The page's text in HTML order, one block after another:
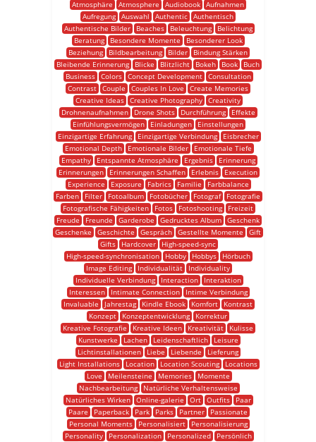
Atmosphäre Atmosphere Audiobook Aufnahmen
Aufregung Auswahl Authentic Authentisch
Authentische Bilder
Beaches Beleuchtung
Belichtung
Beratung
Besondere Momente
Besonderer Look
Beziehung
Bildbearbeitung Bilder
Bindung Stärken
Bleibende Erinnerung
Blicke Blitzlicht Bokeh Book
Buch
Business
Colors Concept Development
Consultation
Contrast Couple Couples In Love
Create Memories
Creative Ideas Creative Photography Creativity
Drohnenaufnahmen
Drone Shots Durchführung
Effekte
Einfühlungsvermögen
Einladungen
Einstellungen
Einzigartige Erfahrung
Einzigartige Verbindung
Eisbrecher
Emotional Depth
Emotionale Bilder
Emotionale Tiefe
Empathy
Entspannte Atmosphäre Ergebnis
Erinnerung
Erinnerungen
Erinnerungen Schaffen Erlebnis
Execution
Experience
Exposure Fabrics Familie
Farbbalance
Farben
Filter Fotoalbum Fotobücher Fotograf
Fotografie
Fotografische Fähigkeiten
Fotos Fotoshooting
Freizeit
Freude
Freunde Garderobe Gedrucktes Album Geschenk
Geschenke
Geschichte Gespräch Gestellte Momente
Gift
Gifts
Hardcover
High-speed-sync
High-speed-synchronisation
Hobby Hobbys
Hörbuch
Image Editing
Individualität
Individuality
Individuelle Verbindung
Interaction
Interaktion
Interessen
Intimate Connection
Intime Verbindung
Invaluable
Jahrestag Kindle Ebook Komfort
Kontrast
Konzept
Konzeptentwicklung
Korrektur
Kreative Fotografie
Kreative Ideen Kreativität
Kulisse
Kunstwerke
Lachen Leidenschaftlich
Leisure
Lichtinstallationen
Liebe Liebende
Lieferung
Light Installations
Location Location Scouting
Locations
Love
Meilensteine Memories
Momente
Nachbearbeitung
Natürliche Verhaltensweise
Natürliches Wirken
Online-galerie Ort Outfits
Paar
Paare
Paperback Park Parks Partner
Passionate
Personal Moments
Personalisiert
Personalisierung
Personality
Personalization Personalized
Persönlich